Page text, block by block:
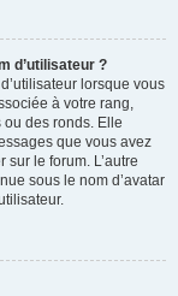
d’utilisateur ?
lorsque vous
à votre rang,
des ronds. Elle
que vous avez
le forum. L’autre
sous le nom d’avatar